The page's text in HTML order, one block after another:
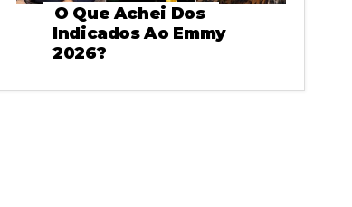
O Que Achei Dos
Indicados Ao Emmy
2026?